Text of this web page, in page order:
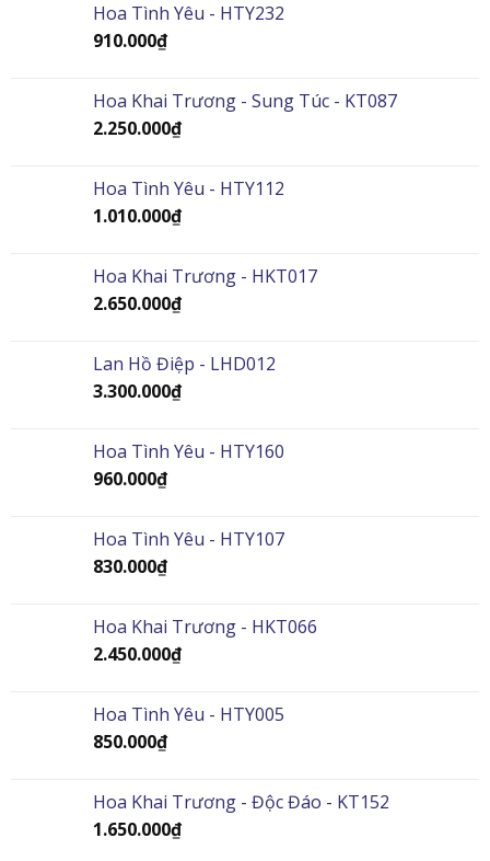
Hoa Tình Yêu - HTY232
910.000₫
Hoa Khai Trương - Sung Túc - KT087
2.250.000₫
Hoa Tình Yêu - HTY112
1.010.000₫
Hoa Khai Trương - HKT017
2.650.000₫
Lan Hồ Điệp - LHD012
3.300.000₫
Hoa Tình Yêu - HTY160
960.000₫
Hoa Tình Yêu - HTY107
830.000₫
Hoa Khai Trương - HKT066
2.450.000₫
Hoa Tình Yêu - HTY005
850.000₫
Hoa Khai Trương - Độc Đáo - KT152
1.650.000₫